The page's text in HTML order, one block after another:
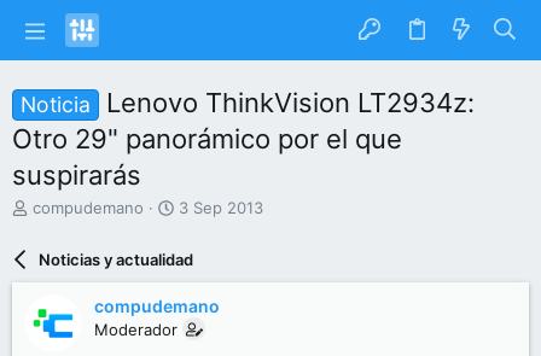
Noticia
Lenovo ThinkVision LT2934z:
Otro 29" panorámico por el que
suspirarás
I
a
compudemano
F
h
d
e
3 Sep 2013
Noticias y actualidad
compudemano
Moderador